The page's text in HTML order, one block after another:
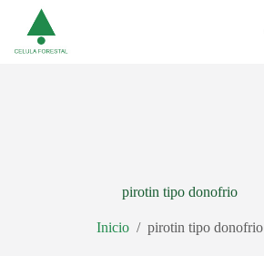
contenido
pirotin tipo donofrio
Inicio / pirotin tipo donofrio